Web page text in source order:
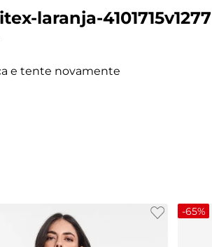
laranja-4101715v1277
-65%